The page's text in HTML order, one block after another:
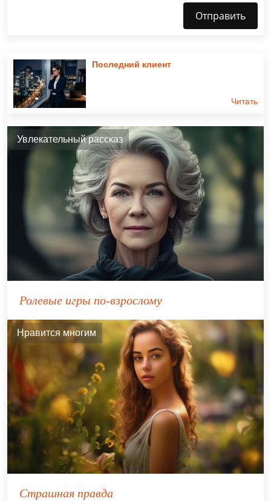
Отправить
Последний клиент
Читать
Увлекательный рассказ
Ролевые игры по-взрослому
Нравится многим
Страшная правда